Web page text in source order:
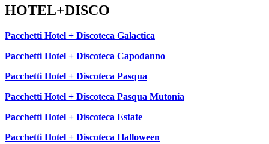
HOTEL+DISCO
Pacchetti Hotel + Discoteca Galactica
Pacchetti Hotel + Discoteca Capodanno
Pacchetti Hotel + Discoteca Pasqua
Pacchetti Hotel + Discoteca Pasqua Mutonia
Pacchetti Hotel + Discoteca Estate
Pacchetti Hotel + Discoteca Halloween